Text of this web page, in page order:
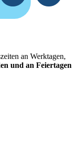
an Werktagen,
und an Feiertagen